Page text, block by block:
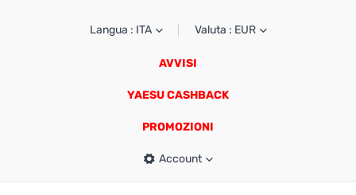
Langua : ITA Valuta : EUR
AVVISI
YAESU CASHBACK
PROMOZIONI
Account